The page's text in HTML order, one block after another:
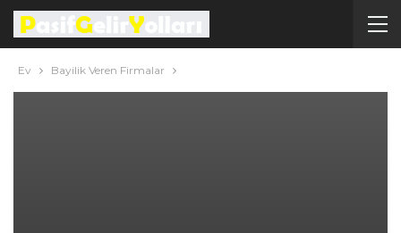
Ev Bayilik Veren Firmalar